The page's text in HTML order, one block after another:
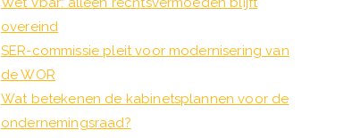
overeind
SER-commissie pleit voor modernisering van
de WOR
Wat betekenen de kabinetsplannen voor de
ondernemingsraad?